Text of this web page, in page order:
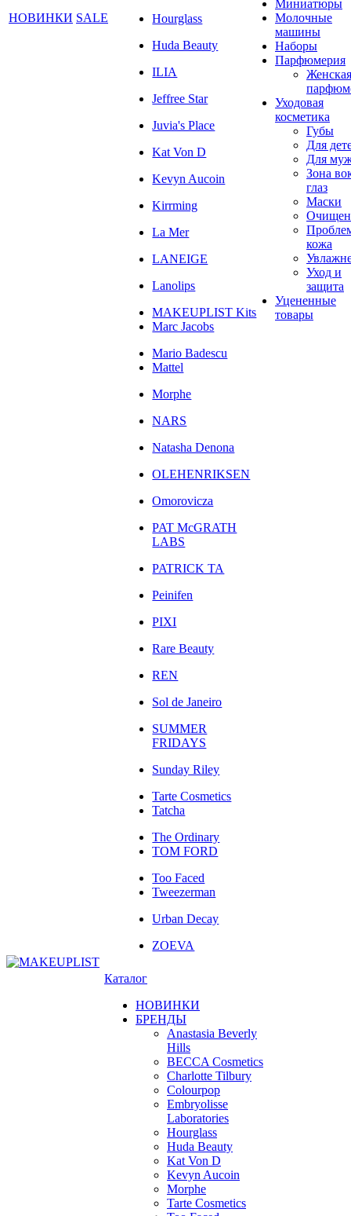
НОВИНКИ SALE
Hourglass
Huda Beauty
ILIA
Jeffree Star
Juvia's Place
Kat Von D
Kevyn Aucoin
Kirrming
La Mer
LANEIGE
Lanolips
MAKEUPLIST Kits
Marc Jacobs
Mario Badescu
Mattel
Morphe
NARS
Natasha Denona
OLEHENRIKSEN
Omorovicza
PAT McGRATH
LABS
PATRICK TA
Peinifen
PIXI
Rare Beauty
REN
Sol de Janeiro
SUMMER
FRIDAYS
Sunday Riley
Tarte Cosmetics
Tatcha
The Ordinary
TOM FORD
Too Faced
Tweezerman
Urban Decay
ZOEVA
Миниатюры
Молочные
машины
Наборы
Парфюмерия
Женская
Уходовая
косметика
Губы
Для
Для
Зона
глаз
Маски
кожа
Уход и
защита
Уцененные
товары
Каталог
НОВИНКИ
БРЕНДЫ
Anastasia Beverly
Hills
BECCA Cosmetics
Charlotte Tilbury
Colourpop
Embryolisse
Laboratories
Hourglass
Huda Beauty
Kat Von D
Kevyn Aucoin
Morphe
Tarte Cosmetics